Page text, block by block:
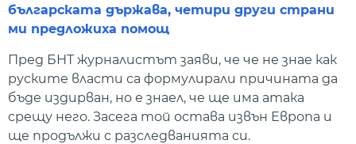
българската държава, четири други страни
ми предложиха помощ
Пред БНТ журналистът заяви, че че не знае как
руските власти са формулирали причината да
бъде издирван, но е знаел, че ще има атака
срещу него. Засега той остава извън Европа и
ще продължи с разследванията си.